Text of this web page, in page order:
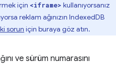
için <iframe> kullanıyorsanız
reklam ağınızın IndexedDB
sorun için buraya göz atın.
ve sürüm numarasını